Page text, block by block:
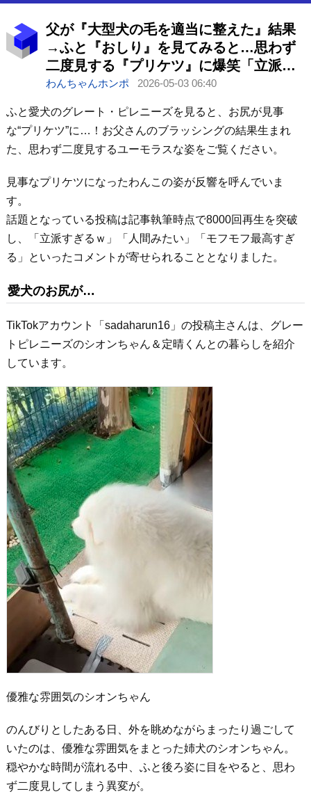
父が『大型犬の毛を適当に整えた』結果
→ふと『おしり』を見てみると…思わず
二度見する『プリケツ』に爆笑「立派す
ぎるｗ」「人間みたいで草」
わんちゃんホンポ 2026-05-03 06:40
ふと愛犬のグレート・ピレニーズを見ると、お尻が見事
な“プリケツ”に…！お父さんのブラッシングの結果生まれ
た、思わず二度見するユーモラスな姿をご覧ください。
見事なプリケツになったわんこの姿が反響を呼んでいま
す。
話題となっている投稿は記事執筆時点で8000回再生を突破
し、「立派すぎるｗ」「人間みたい」「モフモフ最高すぎ
る」といったコメントが寄せられることとなりました。
愛犬のお尻が…
TikTokアカウント「sadaharun16」の投稿主さんは、グレー
トピレニーズのシオンちゃん＆定晴くんとの暮らしを紹介
しています。
優雅な雰囲気のシオンちゃん
のんびりとしたある日、外を眺めながらまったり過ごして
いたのは、優雅な雰囲気をまとった姉犬のシオンちゃん。
穏やかな時間が流れる中、ふと後ろ姿に目をやると、思わ
ず二度見してしまう異変が。